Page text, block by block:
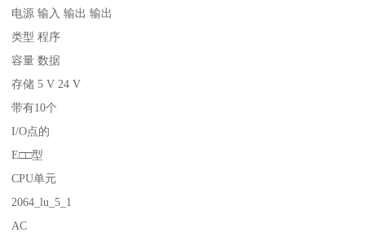
电源 输入 输出 输出
类型 程序
容量 数据
存储 5 V 24 V
带有10个
I/O点的
E□□型
CPU单元
2064_lu_5_1
AC